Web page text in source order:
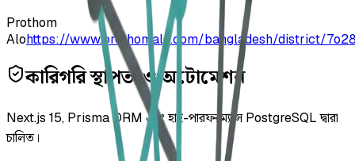
Prothom
Alohttps://www.prothomalo.com/bangladesh/district/
কারিগরি স্থাপত্য ও অটোমেশন
Next.js 15, Prisma ORM এবং হাই-পারফরম্যান্স PostgreSQL দ্বারা
চালিত।